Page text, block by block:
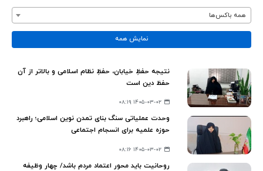
نتیجه حفظِ خیابان، حفظِ نظام اسلامی و بالاتر از آن
حفظ دین است
۱۴۰۵-۰۳-۰۲ ۰۸:۱۹
وحدت عملیاتی سنگ بنای تمدن نوین اسلامی؛ راهبرد
حوزه علمیه برای انسجام اجتماعی
۱۴۰۵-۰۳-۰۲ ۰۸:۱۶
روحانیت باید محور اعتماد مردم باشد/ چهار وظیفه
همه باکس‌ها
نمایش همه